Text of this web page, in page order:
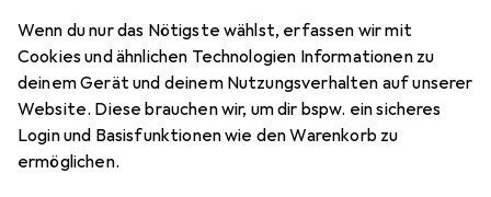
Wenn du nur das Nötigste wählst, erfassen wir mit
Cookies und ähnlichen Technologien Informationen zu
deinem Gerät und deinem Nutzungsverhalten auf unserer
Website. Diese brauchen wir, um dir bspw. ein sicheres
Login und Basisfunktionen wie den Warenkorb zu
ermöglichen.
EUR
125,32
Dublin
Venturer RS III
40 42